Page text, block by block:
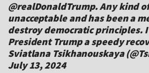
@realDonaldTrump. Any kind
unacceptable and has been a
destroy democratic principles.
President Trump a speedy
Sviatlana Tsikhanouskaya
July 13, 2024